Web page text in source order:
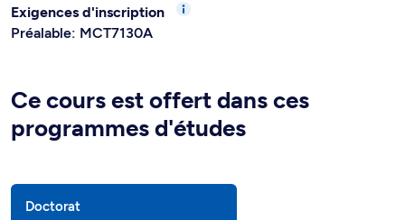
Exigences d'inscription
Préalable: MCT7130A
Ce cours est offert dans ces
programmes d'études
Doctorat